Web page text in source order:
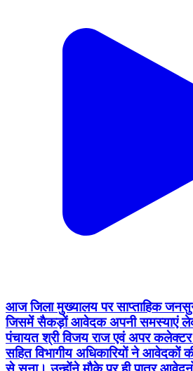
आज जिला मुख्यालय पर साप्ताहिक
जिसमें सैकड़ों आवेदक अपनी समस्याएं
पंचायत श्री विजय राज एवं अपर
सहित विभागीय अधिकारियों ने आवेदकों